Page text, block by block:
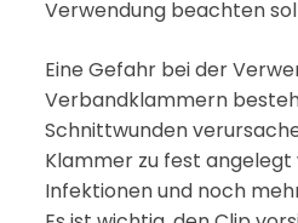
Verwendung beachten
Eine Gefahr bei der
Verbandklammern
Schnittwunden
Klammer zu fest angelegt
Infektionen und noch